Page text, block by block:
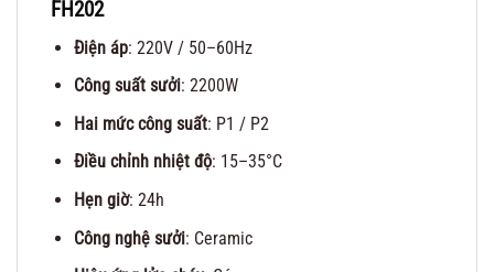
FH202
Điện áp: 220V / 50–60Hz
Công suất sưởi: 2200W
Hai mức công suất: P1 / P2
Điều chỉnh nhiệt độ: 15–35°C
Hẹn giờ: 24h
Công nghệ sưởi: Ceramic